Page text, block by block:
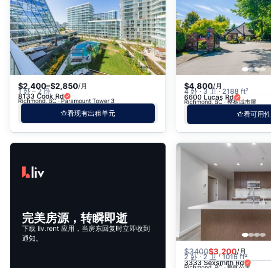
$2,400–$2,850/月
1 卧 – 2 卧
8133 Cook Rd
Richmond, BC · Paramount Tower 3
查看现有出租单元
$4,800/月
4 卧 · 3 卫 · 2188 ft²
6600 Lucas Rd
Richmond, BC · 整栋城市屋
查看可用性
完美房源，转瞬即逝
下载 liv.rent 应用，当房东回复时立即收到
通知。
$3400$3,200/月
2 卧 · 2 卫 · 1016 ft²
3333 Sexsmith Rd